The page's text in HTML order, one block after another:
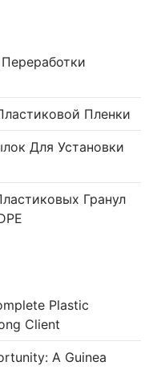
Пленки
Для Установки
Гранул
Plastic
Client
A Guinea